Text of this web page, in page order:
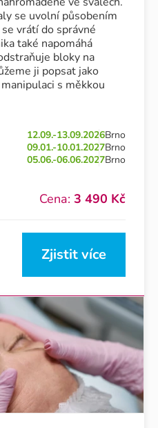
se uvolní působením
vrátí do správné
také napomáhá
bloky na
ji popsat jako
s měkkou
12.09.-13.09.2026Brno
09.01.-10.01.2027Brno
05.06.-06.06.2027Brno
Cena: 3 490 Kč
Zjistit více